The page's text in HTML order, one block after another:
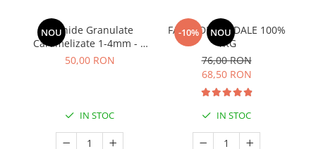
NOU
Arahide Granulate
Caramelizate 1-4mm - 1
KG
50,00 RON
IN STOC
-10% NOU
FAINA DE MIGDALE 100%
1KG
76,00 RON
68,50 RON
IN STOC